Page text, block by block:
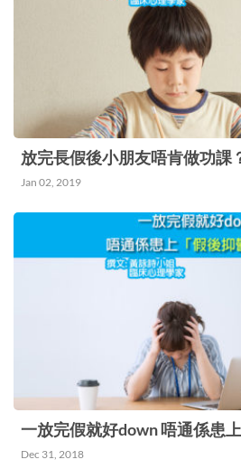
我們每天都會依靠一些日常生
起精神，調整心情或維持動力
或同事談話，與朋友共同進餐
吸新鮮的空氣和伸展一下身
以為常的生活要暫時被逼改
間，我們都需要很多耐性和
們突然不能夠去做那些舒緩心
會首當其衝受到打擊。同時，
小，不少人要跟不需要上班
處，感覺猶如「困獸鬥」，生
不斷增加，加上負面情緒不得
發不可收拾。 會傷心的說話
對於家長們也是一場嚴峻的挑
的「隔空指揮」，手機電腦
顧在家中悶得發瘋的小朋友，
作的家人準備一日三餐，壓力
放完長假後小朋友唔肯做功課
Jan 02, 2019
一放完假就好down 唔通係患
Dec 31, 2018